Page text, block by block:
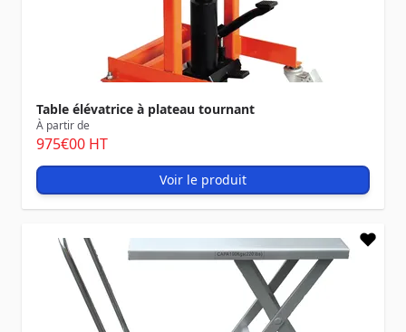
Table élévatrice à plateau tournant
À partir de
975€00 HT
Voir le produit